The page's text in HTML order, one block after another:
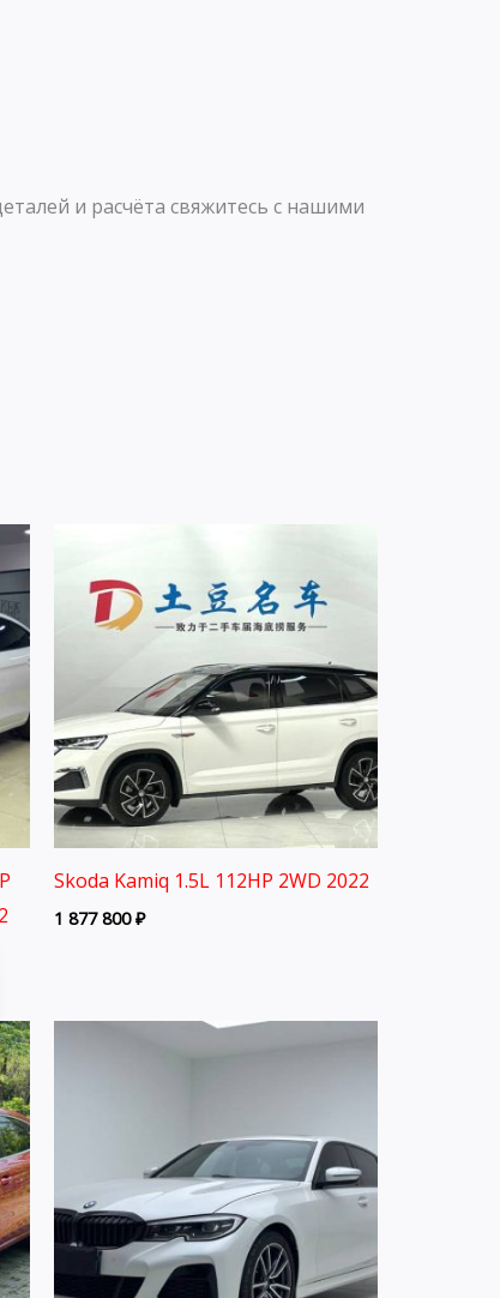
и расчёта свяжитесь с нашими
Skoda Kamiq 1.5L 112HP 2WD 2022
1 877 800₽